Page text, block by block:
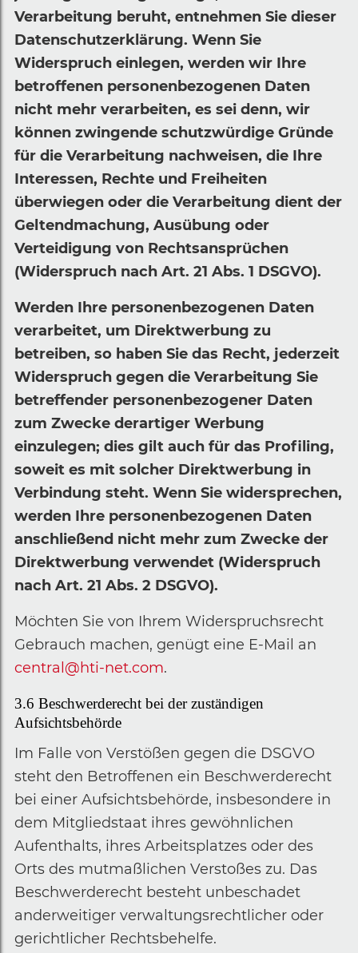
Verarbeitung beruht, entnehmen Sie dieser
Datenschutzerklärung. Wenn Sie
Widerspruch einlegen, werden wir Ihre
betroffenen personenbezogenen Daten
nicht mehr verarbeiten, es sei denn, wir
können zwingende schutzwürdige Gründe
für die Verarbeitung nachweisen, die Ihre
Interessen, Rechte und Freiheiten
überwiegen oder die Verarbeitung dient der
Geltendmachung, Ausübung oder
Verteidigung von Rechtsansprüchen
(Widerspruch nach Art. 21 Abs. 1 DSGVO).
Werden Ihre personenbezogenen Daten
verarbeitet, um Direktwerbung zu
betreiben, so haben Sie das Recht, jederzeit
Widerspruch gegen die Verarbeitung Sie
betreffender personenbezogener Daten
zum Zwecke derartiger Werbung
einzulegen; dies gilt auch für das Profiling,
soweit es mit solcher Direktwerbung in
Verbindung steht. Wenn Sie widersprechen,
werden Ihre personenbezogenen Daten
anschließend nicht mehr zum Zwecke der
Direktwerbung verwendet (Widerspruch
nach Art. 21 Abs. 2 DSGVO).
Möchten Sie von Ihrem Widerspruchsrecht
Gebrauch machen, genügt eine E-Mail an
central@hti-net.com.
3.6 Beschwerderecht bei der zuständigen
Aufsichtsbehörde
Im Falle von Verstößen gegen die DSGVO
steht den Betroffenen ein Beschwerderecht
bei einer Aufsichtsbehörde, insbesondere in
dem Mitgliedstaat ihres gewöhnlichen
Aufenthalts, ihres Arbeitsplatzes oder des
Orts des mutmaßlichen Verstoßes zu. Das
Beschwerderecht besteht unbeschadet
anderweitiger verwaltungsrechtlicher oder
gerichtlicher Rechtsbehelfe.